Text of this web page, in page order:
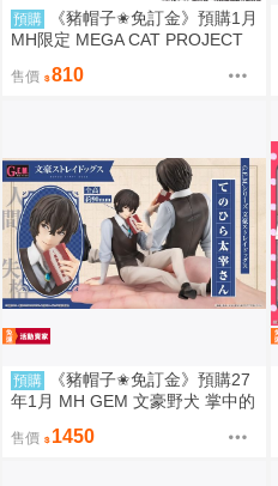
預購
《豬帽子✬免訂金》預購1月
MH限定 MEGA CAT PROJECT
販 0812
售價 810
預購
《豬帽子✬免訂金》預購27
年1月 MH GEM 文豪野犬 掌中的
售價 1450